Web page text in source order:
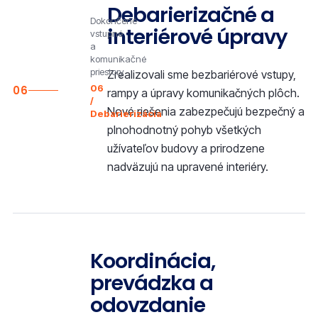
06
Debarierizačné a
interiérové úpravy
Zrealizovali sme bezbariérové vstupy,
rampy a úpravy komunikačných plôch.
Nové riešenia zabezpečujú bezpečný a
plnohodnotný pohyb všetkých
užívateľov budovy a prirodzene
nadväzujú na upravené interiéry.
Dokončené
vstupné
a
komunikačné
priestory
06
/
Debarierizácia
Koordinácia,
prevádzka a
odovzdanie